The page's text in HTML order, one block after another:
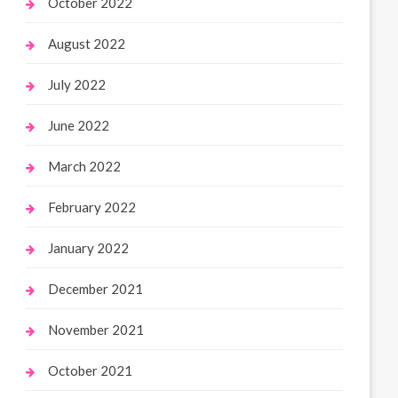
August 2022
July 2022
June 2022
March 2022
February 2022
January 2022
December 2021
November 2021
October 2021